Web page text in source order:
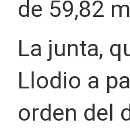
de 59,82
La junta,
Llodio a
orden del